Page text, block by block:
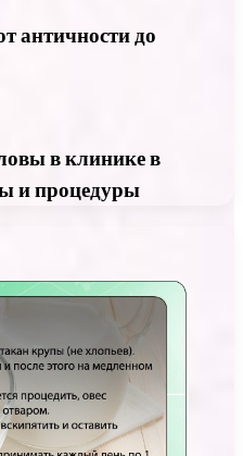
античности до
в клинике в
и процедуры